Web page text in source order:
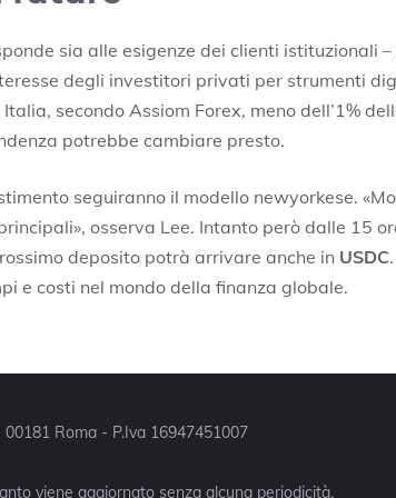
sia alle esigenze dei clienti istituzionali –
degli investitori privati per strumenti
secondo Assiom Forex, meno dell’1%
potrebbe cambiare presto.
seguiranno il modello newyorkese.
osserva Lee. Intanto però dalle 15
deposito potrà arrivare anche in USDC
e costi nel mondo della finanza globale.
Roma - P.Iva 16947451007
viene aggiornato senza alcuna periodicità.